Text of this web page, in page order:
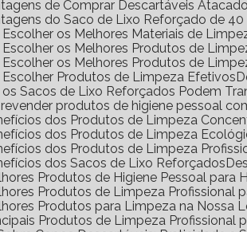
de Comprar Descartáveis
do Saco de Lixo Reforçado de
Escolher os Melhores Materiais de
Escolher os Melhores Produtos de
Escolher os Melhores Produtos de
Escolher Produtos de Limpeza Efetivos
os Sacos de Lixo Reforçados Podem
revender produtos de higiene pessoal
dos Produtos de Limpeza
dos Produtos de Limpeza
dos Produtos de Limpeza
dos Sacos de Lixo Reforçados
Produtos de Higiene Pessoal para
Produtos de Limpeza Profissional
Produtos para Limpeza na Nossa
Produtos de Limpeza Profissional